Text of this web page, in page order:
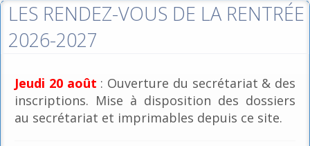
LES RENDEZ-VOUS DE LA RENTRÉE
2026-2027
Jeudi 20 août : Ouverture du secrétariat & des
inscriptions. Mise à disposition des dossiers
au secrétariat et imprimables depuis ce site.